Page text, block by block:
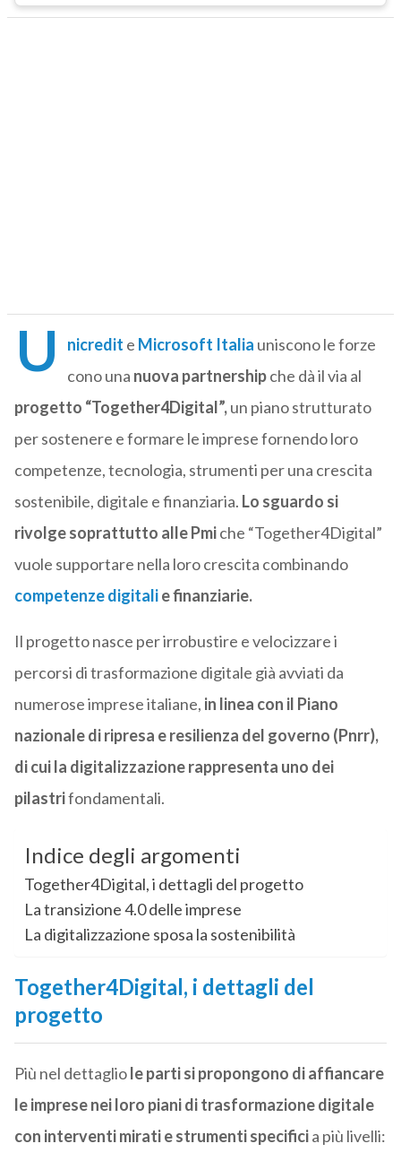
U nicredit e Microsoft Italia uniscono le forze
cono una nuova partnershipche dà il via al
progetto “Together4Digital”,un piano strutturato
per sostenere e formare le imprese fornendo loro
competenze, tecnologia, strumenti per una crescita
sostenibile, digitale e finanziaria. Lo sguardo si
rivolge soprattutto alle Pmiche “Together4Digital”
vuole supportare nella loro crescita combinando
competenze digitalie finanziarie.
Il progetto nasce per irrobustire e velocizzare i
percorsi di trasformazione digitale già avviati da
numerose imprese italiane, in linea con il Piano
nazionale di ripresa e resilienza del governo (Pnrr),
di cui la digitalizzazione rappresenta uno dei
pilastrifondamentali.
Indice degli argomenti
Together4Digital, i dettagli del progetto
La transizione 4.0 delle imprese
La digitalizzazione sposa la sostenibilità
Together4Digital, i dettagli del
progetto
Più nel dettagliole parti si propongono di affiancare
le imprese nei loro piani di trasformazione digitale
con interventi mirati e strumenti specificia più livelli: